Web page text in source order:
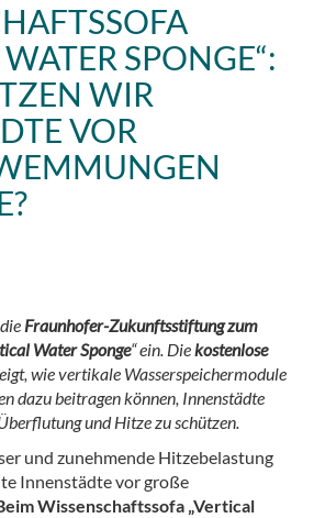
SPONGE“:
WIR
VOR
Fraunhofer-Zukunftsstiftung zum
Water Sponge“ ein. Diekostenlose
wie vertikale Wasserspeichermodule
dazu beitragen können, Innenstädte
und Hitze zu schützen.
und zunehmende Hitzebelastung
Innenstädte vor große
Wissenschaftssofa „Vertical